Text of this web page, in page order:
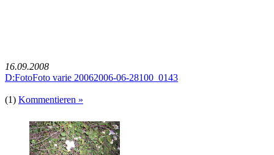
16.09.2008
D:FotoFoto varie 20062006-06-28100_0143
(1) Kommentieren »